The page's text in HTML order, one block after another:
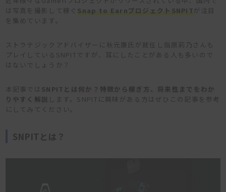
は写真を撮影して稼ぐ Snap to EarnプロジェクトSNPIT が注目
を集めています。
ストラテジックアドバイザーに秋元康氏が就任し指原莉乃さんも
プレイしているSNPITですが、耳にしたことがある人も多いので
はないでしょうか？
本記事では SNPITとは何か？特徴から稼ぎ方、将来性までをわか
りやすく解説 します。SNPITに興味がある方はぜひこの記事を参考
にしてみてください。
SNPITとは？